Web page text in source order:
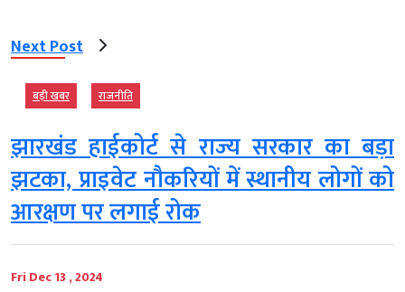
Next Post
बड़ी खबर राजनीति
झारखंड हाईकोर्ट से राज्‍य सरकार का बड़ा
झटका, प्राइवेट नौकरियों में स्थानीय लोगों को
आरक्षण पर लगाई रोक
Fri Dec 13 , 2024